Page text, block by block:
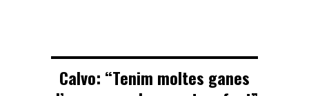
Calvo: “Tenim moltes ganes